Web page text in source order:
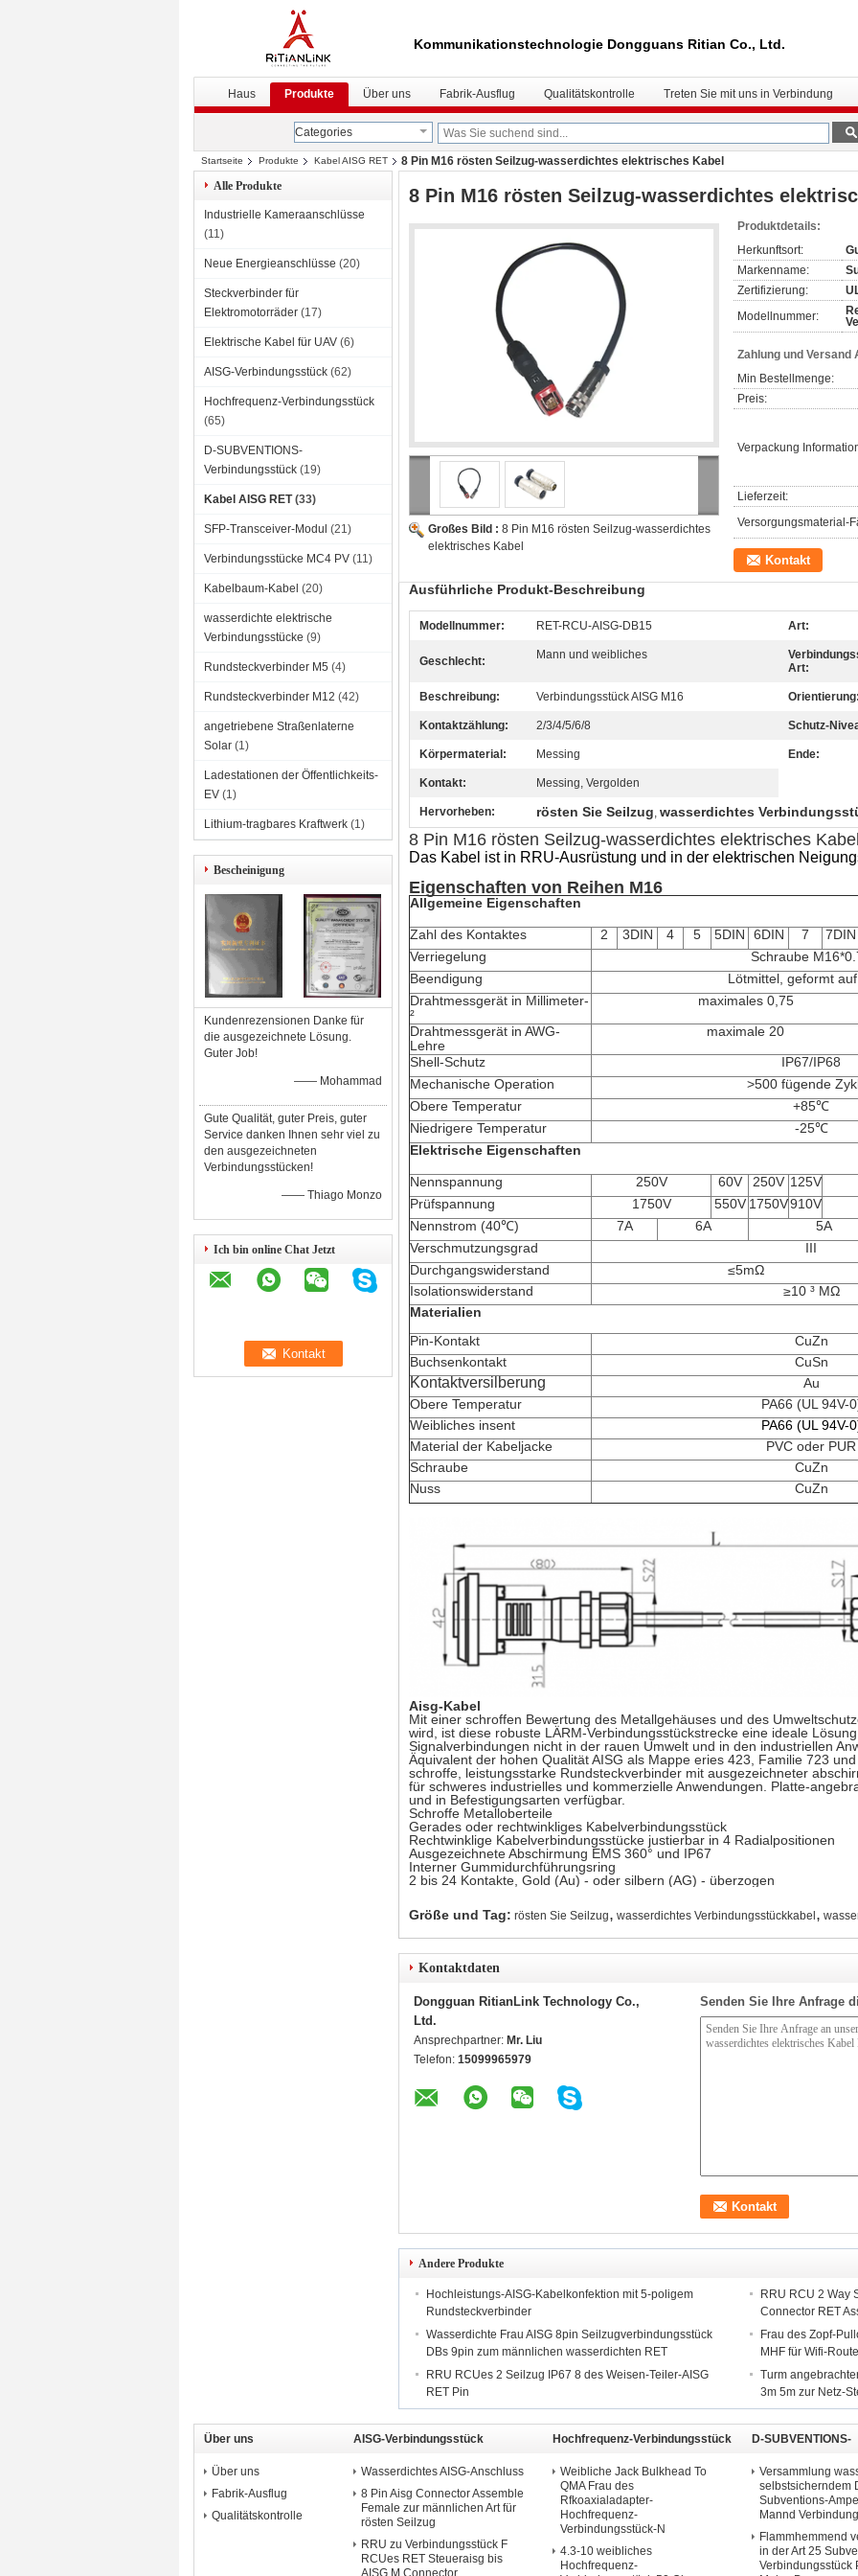
Kommunikationstechnologie Dongguans Ritian Co., Ltd.
Haus Produkte Über uns Fabrik-Ausflug Qualitätskontrolle Treten Sie mit uns in Verbindung
Categories
Startseite Produkte Kabel AISG RET
8 Pin M16 rösten Seilzug-wasserdichtes elektrisches Kabel
Alle Produkte
Industrielle Kameraanschlüsse
(11)
Neue Energieanschlüsse (20)
Steckverbinder für
Elektromotorräder (17)
Elektrische Kabel für UAV (6)
AISG-Verbindungsstück (62)
Hochfrequenz-Verbindungsstück
(65)
D-SUBVENTIONS-
Verbindungsstück (19)
Kabel AISG RET (33)
SFP-Transceiver-Modul (21)
Verbindungsstücke MC4 PV (11)
Kabelbaum-Kabel (20)
wasserdichte elektrische
Verbindungsstücke (9)
Rundsteckverbinder M5 (4)
Rundsteckverbinder M12 (42)
angetriebene Straßenlaterne
Solar (1)
Ladestationen der Öffentlichkeits-
EV (1)
Lithium-tragbares Kraftwerk (1)
Bescheinigung
Kundenrezensionen Danke für
die ausgezeichnete Lösung.
Guter Job!
—— Mohammad
Gute Qualität, guter Preis, guter
Service danken Ihnen sehr viel zu
den ausgezeichneten
Verbindungsstücken!
—— Thiago Monzo
Ich bin online Chat Jetzt
8 Pin M16 rösten Seilzug-wasserdichtes
Großes Bild : 8 Pin M16 rösten Seilzug-wasserdichtes
elektrisches Kabel
Produktdetails:
Herkunftsort:
Markenname:
Zertifizierung:
Modellnummer:
Zahlung und Versand
Min Bestellmenge:
Preis:
Verpackung
Lieferzeit:
Versorgungsmaterial-
Kontakt
Ausführliche Produkt-Beschreibung
Modellnummer: RET-RCU-AISG-DB15 Art:
Geschlecht: Mann und weibliches
Art:
Beschreibung: Verbindungsstück AISG M16
Kontaktzählung: 2/3/4/5/6/8 Schutz-
Körpermaterial: Messing Ende:
Kontakt: Messing, Vergolden
Hervorheben: rösten Sie Seilzug, wasserdichtes
8 Pin M16 rösten Seilzug-wasserdichtes elektrisches
Das Kabel ist in RRU-Ausrüstung und in der elektrischen
Eigenschaften von Reihen M16
Allgemeine Eigenschaften
Zahl des Kontaktes 2 3DIN 4 5 5DIN 6DIN 7
7DIN
Verriegelung
Schraube
Beendigung
Lötmittel, geformt
Drahtmessgerät in Millimeter-
²
maximales 0,75
Drahtmessgerät in AWG-
Lehre
maximale 20
Shell-Schutz
IP67/IP68
Mechanische Operation
>500 fügende
Obere Temperatur
+85℃
Niedrigere Temperatur
-25℃
Elektrische Eigenschaften
Nennspannung 250V 60V 250V 125V
Prüfspannung
1750V 550V 1750V910V
Nennstrom (40℃)
7A 6A
5A
Verschmutzungsgrad
III
Durchgangswiderstand
≤5mΩ
Isolationswiderstand
≥10 ³ MΩ
Materialien
Pin-Kontakt
CuZn
Buchsenkontakt
CuSn
Kontaktversilberung
Au
Obere Temperatur
PA66 (UL 94V-
Weibliches insent
PA66 (UL 94V-
Material der Kabeljacke
PVC oder PUR
Schraube
CuZn
Nuss
CuZn
Aisg-Kabel
Mit einer schroffen Bewertung des Metallgehäuses und des
wird, ist diese robuste LÄRM-Verbindungsstückstrecke eine ideale
Signalverbindungen nicht in der rauen Umwelt und in den industriellen
Äquivalent der hohen Qualität AISG als Mappe eries 423, Familie 723
schroffe, leistungsstarke Rundsteckverbinder mit ausgezeichneter
für schweres industrielles und kommerzielle Anwendungen. Platte-
und in Befestigungsarten verfügbar.
Schroffe Metalloberteile
Gerades oder rechtwinkliges Kabelverbindungsstück
Rechtwinklige Kabelverbindungsstücke justierbar in 4 Radialpositionen
Ausgezeichnete Abschirmung EMS 360° und IP67
Interner Gummidurchführungsring
2 bis 24 Kontakte, Gold (Au) - oder silbern (AG) - überzogen
Größe und Tag: rösten Sie Seilzug, wasserdichtes Verbindungsstückkabel ,
Kontaktdaten
Dongguan RitianLink Technology Co.,
Ltd.
Ansprechpartner: Mr. Liu
Telefon: 15099965979
Senden Sie Ihre Anfrage
Andere Produkte
Hochleistungs-AISG-Kabelkonfektion mit 5-poligem
Rundsteckverbinder
RRU RCU 2 Way
Connector RET
Wasserdichte Frau AISG 8pin Seilzugverbindungsstück
DBs 9pin zum männlichen wasserdichten RET
Frau des Zopf-
MHF für Wifi-
RRU RCUes 2 Seilzug IP67 8 des Weisen-Teiler-AISG
RET Pin
Turm
3m 5m zur Netz-
Über uns
Über uns
Fabrik-Ausflug
Qualitätskontrolle
AISG-Verbindungsstück
Wasserdichtes AISG-Anschluss
8 Pin Aisg Connector Assemble
Female zur männlichen Art für
rösten Seilzug
RRU zu Verbindungsstück F
RCUes RET Steueraisg bis
AISG M Connector
Hochfrequenz-Verbindungsstück
Weibliche Jack Bulkhead To
QMA Frau des
Rfkoaxialadapter-
Hochfrequenz-
Verbindungsstück-N
4.3-10 weibliches
Hochfrequenz-
D-SUBVENTIONS-
Verbindungsstück
Versammlung
selbstsicherndem
Subventions-
Mannd
Flammhemmend
in der Art 25
Verbindungsstück